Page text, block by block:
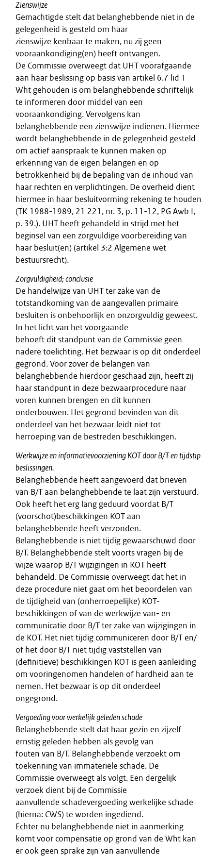
Zienswijze
Gemachtigde stelt dat belanghebbende niet in de
gelegenheid is gesteld om haar
zienswijze kenbaar te maken, nu zij geen
vooraankondiging(en) heeft ontvangen.
De Commissie overweegt dat UHT voorafgaande
aan haar beslissing op basis van artikel 6.7 lid 1
Wht gehouden is om belanghebbende schriftelijk
te informeren door middel van een
vooraankondiging. Vervolgens kan
belanghebbende een zienswijze indienen. Hiermee
wordt belanghebbende in de gelegenheid gesteld
om actief aanspraak te kunnen maken op
erkenning van de eigen belangen en op
betrokkenheid bij de bepaling van de inhoud van
haar rechten en verplichtingen. De overheid dient
hiermee in haar besluitvorming rekening te houden
(TK 1988-1989, 21 221, nr. 3, p. 11-12, PG Awb I,
p. 39.). UHT heeft gehandeld in strijd met het
beginsel van een zorgvuldige voorbereiding van
haar besluit(en) (artikel 3:2 Algemene wet
bestuursrecht).
Zorgvuldigheid; conclusie
De handelwijze van UHT ter zake van de
totstandkoming van de aangevallen primaire
besluiten is onbehoorlijk en onzorgvuldig geweest.
In het licht van het voorgaande
behoeft dit standpunt van de Commissie geen
nadere toelichting. Het bezwaar is op dit onderdeel
gegrond. Voor zover de belangen van
belanghebbende hierdoor geschaad zijn, heeft zij
haar standpunt in deze bezwaarprocedure naar
voren kunnen brengen en dit kunnen
onderbouwen. Het gegrond bevinden van dit
onderdeel van het bezwaar leidt niet tot
herroeping van de bestreden beschikkingen.
Werkwijze en informatievoorziening KOT door B/T en tijdstip
beslissingen.
Belanghebbende heeft aangevoerd dat brieven
van B/T aan belanghebbende te laat zijn verstuurd.
Ook heeft het erg lang geduurd voordat B/T
(voorschot)beschikkingen KOT aan
belanghebbende heeft verzonden.
Belanghebbende is niet tijdig gewaarschuwd door
B/T. Belanghebbende stelt voorts vragen bij de
wijze waarop B/T wijzigingen in KOT heeft
behandeld. De Commissie overweegt dat het in
deze procedure niet gaat om het beoordelen van
de tijdigheid van (onherroepelijke) KOT-
beschikkingen of van de werkwijze van- en
communicatie door B/T ter zake van wijzigingen in
de KOT. Het niet tijdig communiceren door B/T en/
of het door B/T niet tijdig vaststellen van
(definitieve) beschikkingen KOT is geen aanleiding
om vooringenomen handelen of hardheid aan te
nemen. Het bezwaar is op dit onderdeel
ongegrond.
Vergoeding voor werkelijk geleden schade
Belanghebbende stelt dat haar gezin en zijzelf
ernstig geleden hebben als gevolg van
fouten van B/T. Belanghebbende verzoekt om
toekenning van immateriële schade. De
Commissie overweegt als volgt. Een dergelijk
verzoek dient bij de Commissie
aanvullende schadevergoeding werkelijke schade
(hierna: CWS) te worden ingediend.
Echter nu belanghebbende niet in aanmerking
komt voor compensatie op grond van de Wht kan
er ook geen sprake zijn van aanvullende